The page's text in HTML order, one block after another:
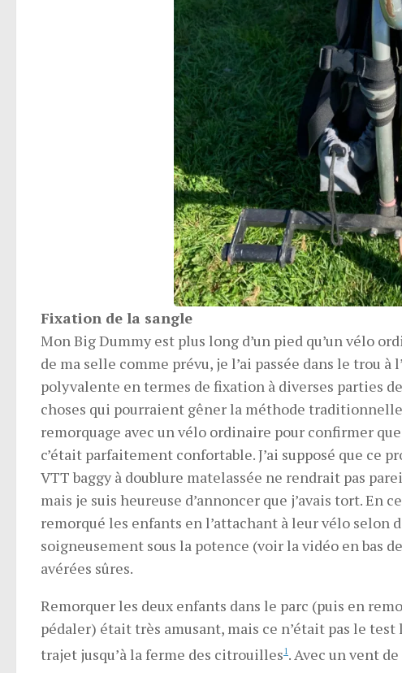
Fixation de la sangle
Mon Big Dummy est plus long d’un pied qu’un vélo
de ma selle comme prévu, je l’ai passée dans le trou
polyvalente en termes de fixation à diverses parties
choses qui pourraient gêner la méthode
remorquage avec un vélo ordinaire pour confirmer
c’était parfaitement confortable. J’ai supposé que ce
VTT baggy à doublure matelassée ne rendrait pas
mais je suis heureuse d’annoncer que j’avais tort. En
remorqué les enfants en l’attachant à leur vélo selon
soigneusement sous la potence (voir la vidéo en bas
avérées sûres.
Remorquer les deux enfants dans le parc (puis en
pédaler) était très amusant, mais ce n’était pas le
trajet jusqu’à la ferme des citrouilles1. Avec un vent de